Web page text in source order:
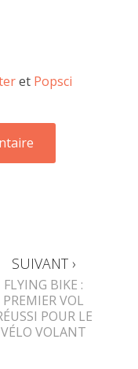
et Popsci
SUIVANT ›
FLYING BIKE :
PREMIER VOL
POUR LE
VÉLO VOLANT